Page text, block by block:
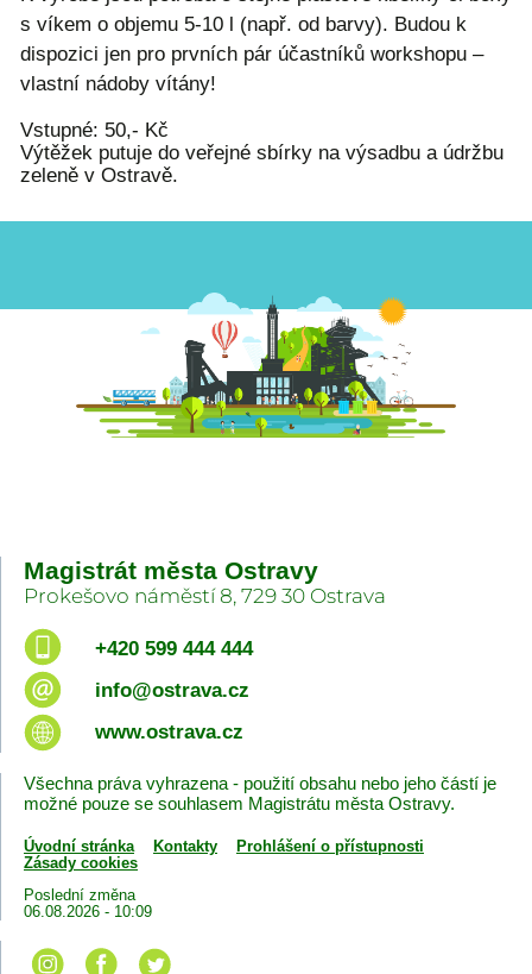
s víkem o objemu 5-10 l (např. od barvy). Budou k
dispozici jen pro prvních pár účastníků workshopu –
vlastní nádoby vítány!
Vstupné: 50,- Kč
Výtěžek putuje do veřejné sbírky na výsadbu a údržbu
zeleně v Ostravě.
Magistrát města Ostravy
Prokešovo náměstí 8, 729 30 Ostrava
+420 599 444 444
info@ostrava.cz
www.ostrava.cz
Všechna práva vyhrazena - použití obsahu nebo jeho částí je
možné pouze se souhlasem Magistrátu města Ostravy.
Úvodní stránka Kontakty
Prohlášení o přístupnosti
Zásady cookies
Poslední změna
06.08.2026 - 10:09